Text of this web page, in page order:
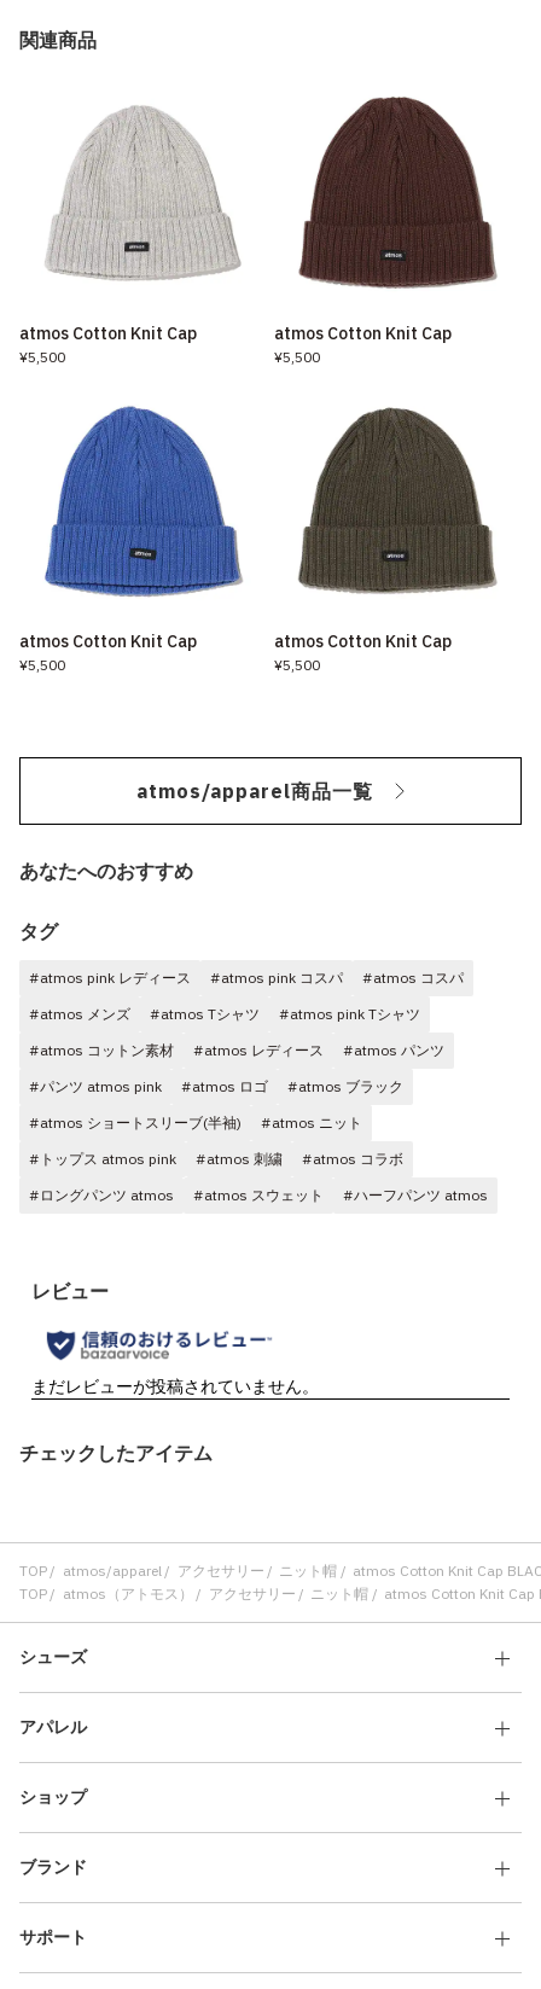
関連商品
atmos Cotton Knit Cap
¥5,500
atmos Cotton Knit Cap
¥5,500
atmos Cotton Knit Cap
¥5,500
atmos Cotton Knit Cap
¥5,500
atmos/apparel商品一覧
あなたへのおすすめ
タグ
#atmos pink レディース #atmos pink コスパ
#atmos コスパ
#atmos メンズ
#atmos Tシャツ
#atmos pink Tシャツ
#atmos コットン素材
#atmos レディース
#atmos パンツ
#パンツ atmos pink
#atmos ロゴ
#atmos ブラック
#atmos ショートスリーブ(半袖)
#atmos ニット
#トップス atmos pink
#atmos 刺繍
#atmos コラボ
#ロングパンツ atmos
#atmos スウェット #ハーフパンツ atmos
チェックしたアイテム
TOP atmos/apparel アクセサリー ニット帽
atmos Cotton Knit Cap
TOP
atmos（アトモス） アクセサリー ニット帽 atmos Cotton Knit Cap
シューズ
アパレル
ショップ
ブランド
サポート